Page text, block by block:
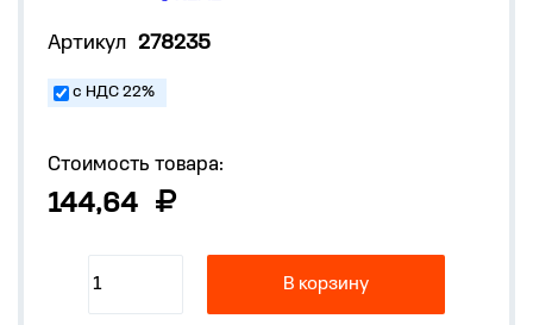
Артикул 278235
с НДС 22%
Стоимость товара:
144,64
В корзину